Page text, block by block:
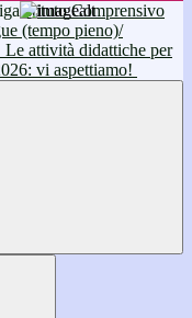
Istituto Comprensivo
(tempo pieno)/
Le attività didattiche per
vi aspettiamo!